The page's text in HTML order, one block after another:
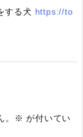
する犬 https://to
※ が付いてい